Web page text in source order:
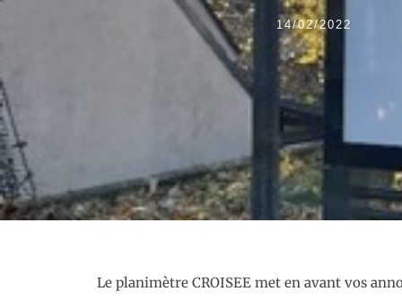
14/02/2022
Le planimètre CROISEE met en avant vos